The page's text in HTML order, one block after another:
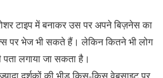
टाइप में बनाकर उस पर अपने बिज़नेस का
पर भेज भी सकते हैं। लेकिन कितने भी लोग
लगाया जा सकता है।
दर्शकों की भीड़ किस-किस वेबसाइट पर